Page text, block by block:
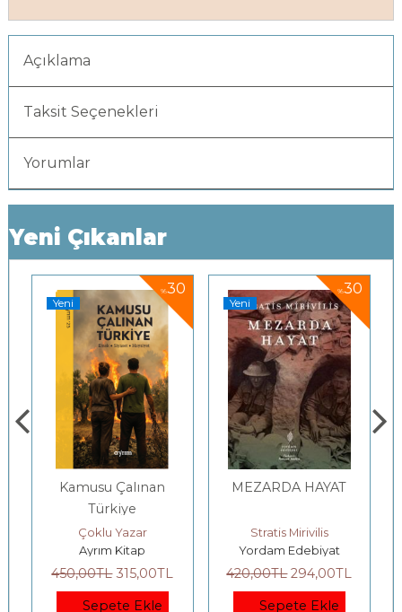
Açıklama
Taksit Seçenekleri
Yorumlar
Yeni Çıkanlar
Al Hammond, Robert Kates, Rob Swart
%30
Yeni
Kamusu Çalınan
Türkiye
Çoklu Yazar
Ayrım Kitap
450,00TL 315,00TL
Sepete Ekle
%30
Yeni
MEZARDA HAYAT
Stratis Mirivilis
Yordam Edebiyat
420,00TL 294,00TL
Sepete Ekle